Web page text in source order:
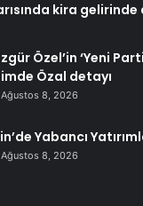
kira
Özel’in ‘Yeni
Özal detayı
Ağustos 8, 2026
Yabancı
Ağustos 8, 2026